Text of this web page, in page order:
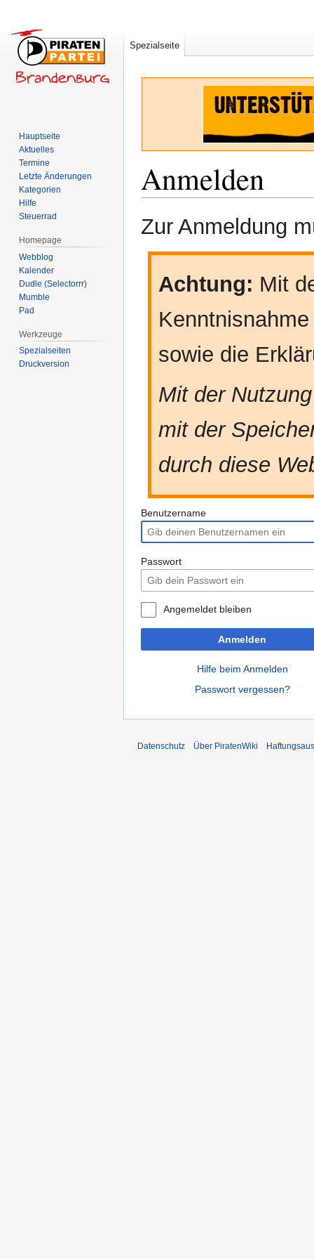
Anmelden
Navigation
Suche
Zur Anmeldung
Achtung: Mit
sowie die
Mit der
mit der
durch diese
Benutzername
Passwort
Angemeldet bleiben
Anmelden
Hilfe beim Anmelden
Passwort vergessen?
Spezialseite
Hauptseite
Aktuelles
Termine
Letzte Änderungen
Kategorien
Hilfe
Steuerrad
Homepage
Webblog
Kalender
Dudle (Selectorrr)
Mumble
Pad
Werkzeuge
Spezialseiten
Druckversion
Datenschutz Über PiratenWiki